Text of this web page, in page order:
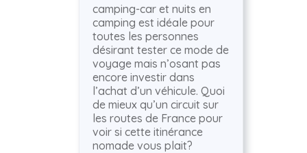
camping-car et nuits en
camping est idéale pour
toutes les personnes
désirant tester ce mode de
voyage mais n’osant pas
encore investir dans
l’achat d’un véhicule. Quoi
de mieux qu’un circuit sur
les routes de France pour
voir si cette itinérance
nomade vous plait?